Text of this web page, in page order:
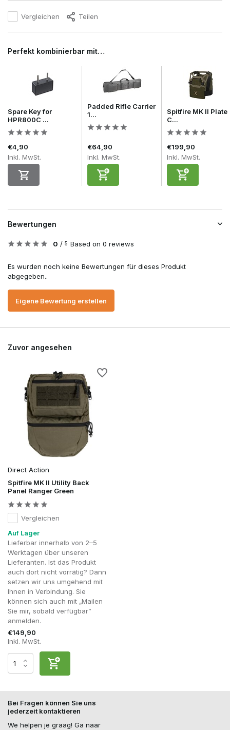
Vergleichen Teilen
Perfekt kombinierbar mit…
Spare Key for
HPR800C ...
€4,90
Inkl. MwSt.
Padded Rifle Carrier
1...
€64,90
Inkl. MwSt.
Spitfire MK II Plate
C...
€199,90
Inkl. MwSt.
Bewertungen
0 / 5 Based on 0 reviews
Es wurden noch keine Bewertungen für dieses Produkt
abgegeben..
Eigene Bewertung erstellen
Zuvor angesehen
Direct Action
Spitfire MK II Utility Back
Panel Ranger Green
Vergleichen
Auf Lager
Lieferbar innerhalb von 2–5
Werktagen über unseren
Lieferanten. Ist das Produkt
auch dort nicht vorrätig? Dann
setzen wir uns umgehend mit
Ihnen in Verbindung. Sie
können sich auch mit „Mailen
Sie mir, sobald verfügbar”
anmelden.
€149,90
Inkl. MwSt.
Bei Fragen können Sie uns
jederzeit kontaktieren
We helpen je graag! Ga naar